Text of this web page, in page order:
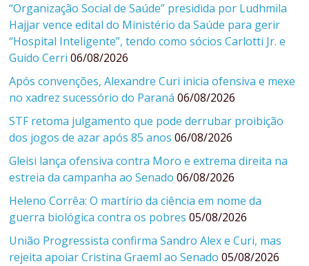
“Organização Social de Saúde” presidida por Ludhmila
Hajjar vence edital do Ministério da Saúde para gerir
“Hospital Inteligente”, tendo como sócios Carlotti Jr. e
Guido Cerri 06/08/2026
Após convenções, Alexandre Curi inicia ofensiva e mexe
no xadrez sucessório do Paraná 06/08/2026
STF retoma julgamento que pode derrubar proibição
dos jogos de azar após 85 anos 06/08/2026
Gleisi lança ofensiva contra Moro e extrema direita na
estreia da campanha ao Senado 06/08/2026
Heleno Corrêa: O martírio da ciência em nome da
guerra biológica contra os pobres 05/08/2026
União Progressista confirma Sandro Alex e Curi, mas
rejeita apoiar Cristina Graeml ao Senado 05/08/2026